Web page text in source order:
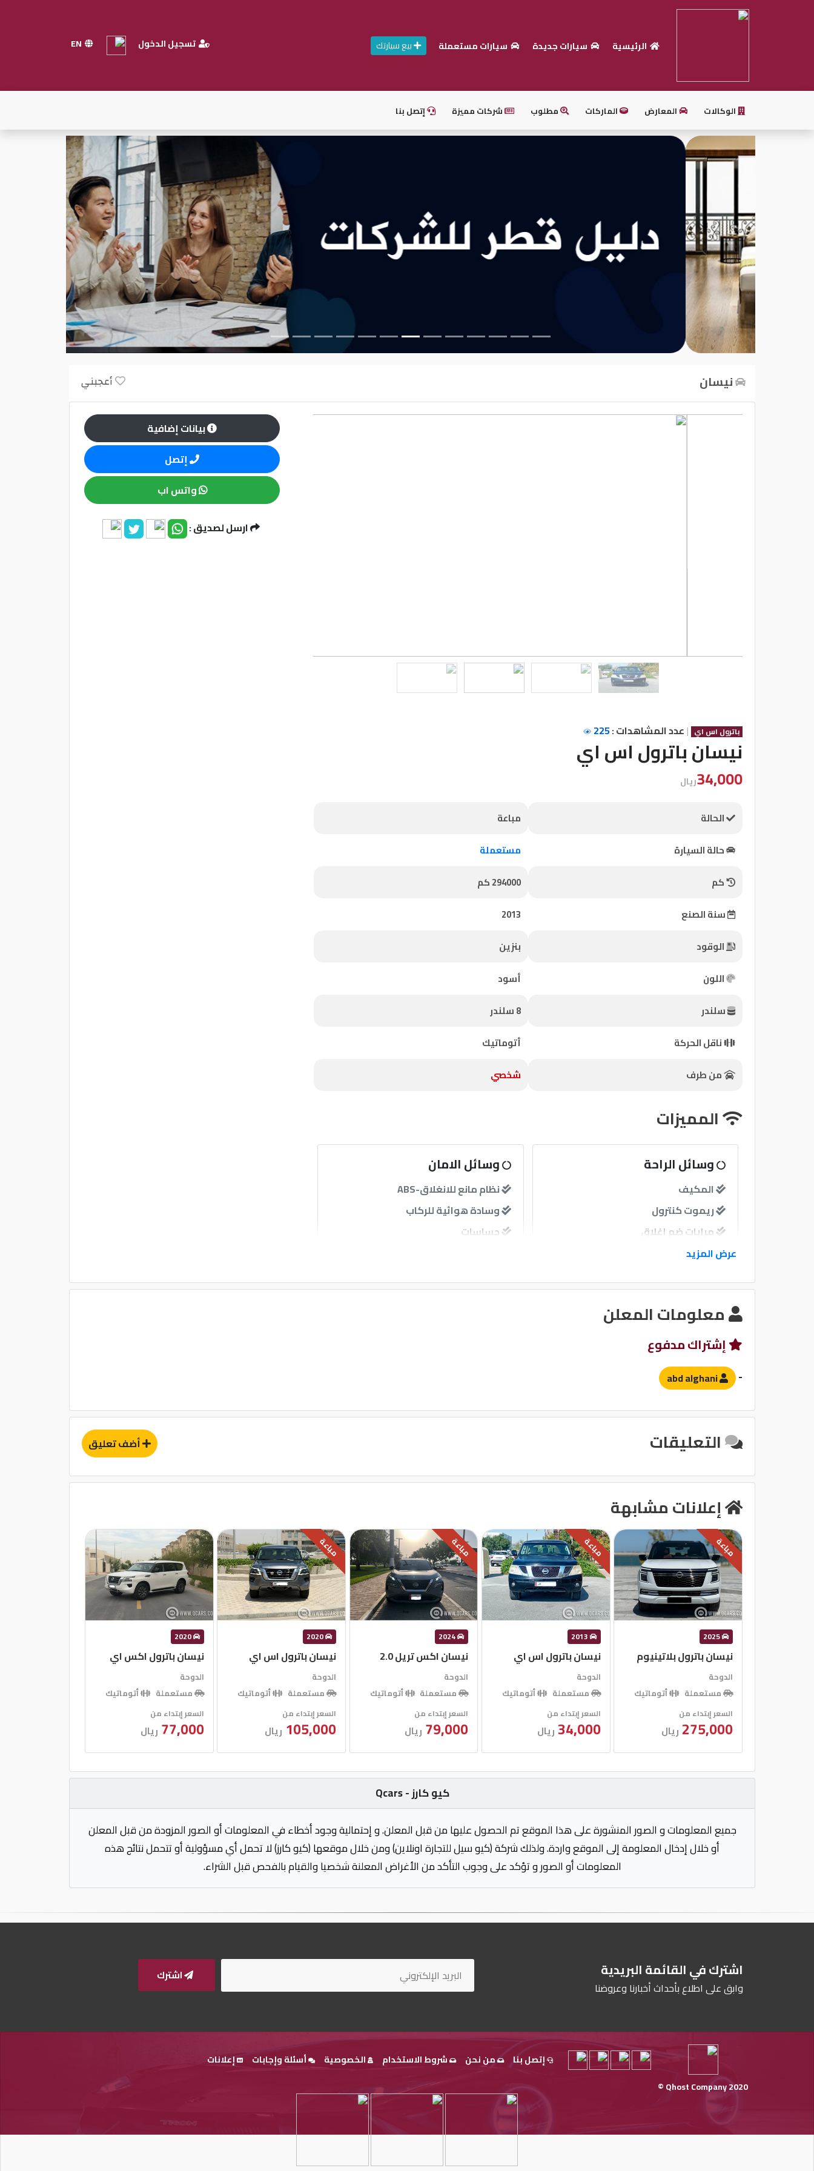
بيع
مستعملة
الرئيسية سيارات جديدة سيارات مستعملة بيع سيارتك تسجيل الدخول
الوكالات المعارض الماركات مطلوب شركات مميزة إتصل بنا
نيسان أعجبني
باترول اس اي | عدد المشاهدات :225
نيسان باترول اس اي
34,000ريال
الحالة
مباعة
حالة السيارة
مستعملة
كم
294000 كم
سنة الصنع
2013
الوقود
بنزين
اللون
أسود
سلندر
8 سلندر
ناقل الحركة
أتوماتيك
من طرف
شخصي
المميزات
وسائل الراحة
المكيف
ريموت كنترول
مرايات ضم إغلاق
نظام الصوت
وسائل الامان
نظام مانع للانغلاق-ABS
وسادة هوائية للركاب
حساسات
عرض المزيد
بيانات إضافية
إتصل
واتس اب
ارسل لصديق :
معلومات المعلن
إشتراك مدفوع
-
التعليقات أضف تعليق
إعلانات مشابهة
مباعة
2025
نيسان باترول بلاتينيوم
الدوحة
مستعملة
أتوماتيك
السعر إبتداء من
275,000 ريال
مباعة
2013
نيسان باترول اس اي
الدوحة
مستعملة
أتوماتيك
السعر إبتداء من
34,000 ريال
مباعة
2024
نيسان اكس تريل 2.0
الدوحة
مستعملة
أتوماتيك
السعر إبتداء من
79,000 ريال
مباعة
2020
نيسان باترول اس اي
الدوحة
مستعملة
أتوماتيك
السعر إبتداء من
105,000 ريال
2020
نيسان باترول اكس اي
الدوحة
مستعملة
أتوماتيك
السعر إبتداء من
77,000 ريال
كيو كارز - Qcars
جميع المعلومات و الصور المنشورة على هذا الموقع تم الحصول عليها من قبل المعلن. و إحتمالية وجود أخطاء في المعلومات أو الصور المزودة من قبل المعلن
أو خلال إدخال المعلومة إلى الموقع واردة. ولذلك شركة (كيو سيل للتجارة اونلاين) ومن خلال موقعها (كيو كارز) لا تحمل أي مسؤولية أو تتحمل نتائج هذه
المعلومات أو الصور و تؤكد على وجوب التأكد من الأغراض المعلنة شخصيا والقيام بالفحص قبل الشراء.
اشترك في القائمة البريدية
وابق على اطلاع بأحداث أخبارنا وعروضنا
اشترك
Qhost Company 2020 ©
إتصل بنا من نحن شروط الاستخدام الخصوصية أسئلة وإجابات إعلانات